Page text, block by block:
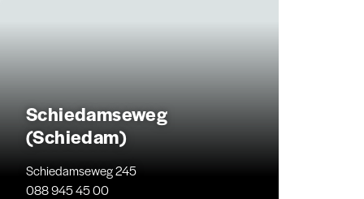
Schiedamseweg
(Schiedam)
Schiedamseweg 245
088 945 45 00